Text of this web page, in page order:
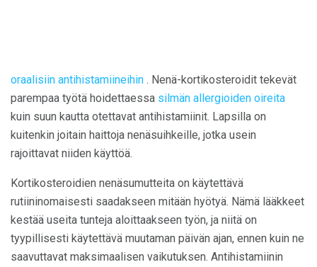
oraalisiin antihistamiineihin . Nenä-kortikosteroidit tekevät
parempaa työtä hoidettaessa silmän allergioiden oireita
kuin suun kautta otettavat antihistamiinit. Lapsilla on
kuitenkin joitain haittoja nenäsuihkeille, jotka usein
rajoittavat niiden käyttöä.
Kortikosteroidien nenäsumutteita on käytettävä
rutiininomaisesti saadakseen mitään hyötyä. Nämä lääkkeet
kestää useita tunteja aloittaakseen työn, ja niitä on
tyypillisesti käytettävä muutaman päivän ajan, ennen kuin ne
saavuttavat maksimaalisen vaikutuksen. Antihistamiinin